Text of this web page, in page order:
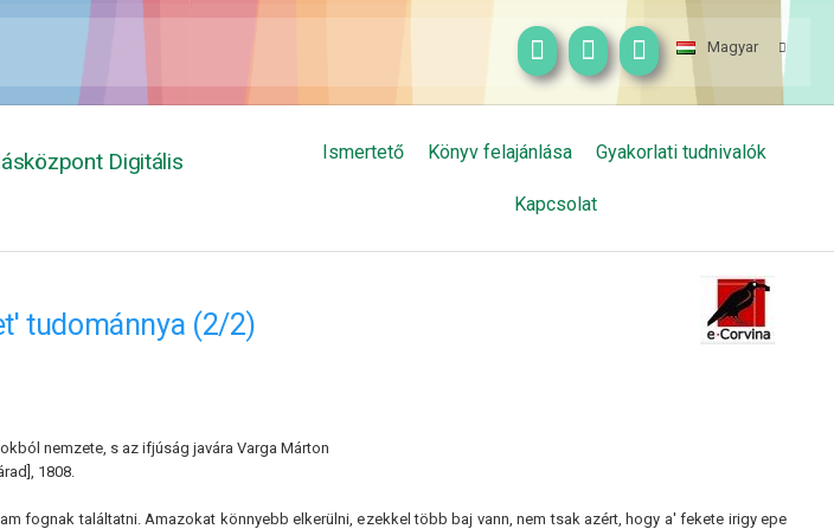
Magyar
Digitális
Ismertető Könyv felajánlása Gyakorlati tudnivalók
Kapcsolat
tudománnya (2/2)
nemzete, s az ifjúság javára Varga Márton
1808.
fognak találtatni. Amazokat könnyebb elkerülni, ezekkel több baj vann, nem tsak azért, hogy a' fekete irigy epe